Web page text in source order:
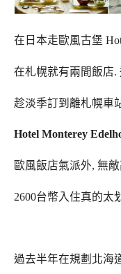
在日本走歐風古堡
在札幌就有兩間飯店.
趁淡季訂到離札幌車
Hotel Monterey
歐風飯店氣派外, 無
2600台幣入住真的太
過去半年在規劃北海